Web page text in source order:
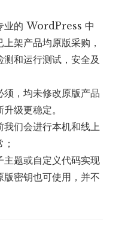
业的 WordPress 中
架产品均原版采购，
测和运行测试，安全及
须，均未修改原版产品
级更稳定。
我们会进行本机和线上
主题或自定义代码实现
版密钥也可使用，并不